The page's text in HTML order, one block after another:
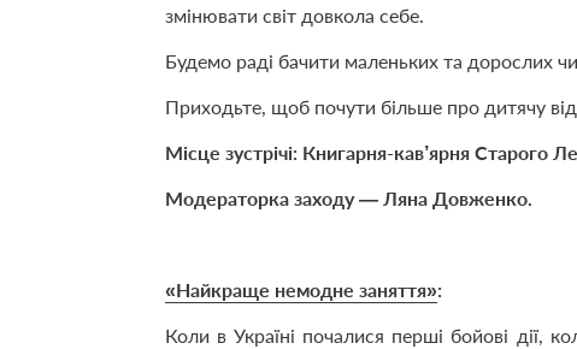
змінювати світ довкола себе.
Будемо раді бачити маленьких та дорослих
Приходьте, щоб почути більше про дитячу
Місце зустрічі: Книгарня-кав’ярня Старого
Модераторка заходу — Ляна Довженко.
«Найкраще немодне заняття»:
Коли в Україні почалися перші бойові дії,